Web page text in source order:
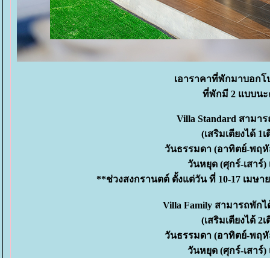
เอาราคาที่พักมาบอกโ
ที่พักมี 2 แบบน
Villa Standard สามาร
(เสริมเตียงได้ 1
วันธรรมดา (อาทิตย์-พฤหั
วันหยุด (ศุกร์-เสาร์)
**ช่วงสงกรานตต์ ตั้งแต่วัน ที่ 10-17 เมษ
Villa Familyสามารถพักไ
(เสริมเตียงได้ 2
วันธรรมดา (อาทิตย์-พฤหั
วันหยุด (ศุกร์-เสาร์)